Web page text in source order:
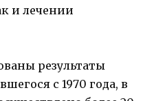
и лечении
результаты
с 1970 года, в